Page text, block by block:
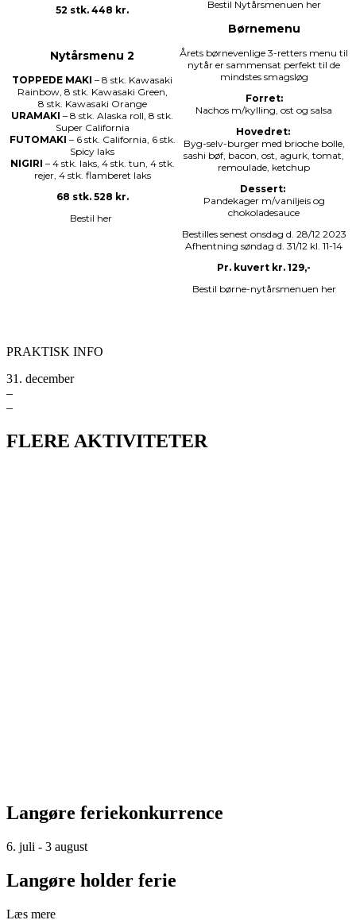
52 stk. 448 kr.
Nytårsmenu 2
TOPPEDE MAKI – 8 stk. Kawasaki
Rainbow, 8 stk. Kawasaki Green,
8 stk. Kawasaki Orange
URAMAKI – 8 stk. Alaska roll, 8 stk.
Super California
FUTOMAKI – 6 stk. California, 6 stk.
Spicy laks
NIGIRI – 4 stk. laks, 4 stk. tun, 4 stk.
rejer, 4 stk. flamberet laks
68 stk. 528 kr.
Bestil her
Bestil Nytårsmenuen her
Børnemenu
Årets børnevenlige 3-retters menu til
nytår er sammensat perfekt til de
mindstes smagsløg
Forret:
Nachos m/kylling, ost og salsa
Hovedret:
Byg-selv-burger med brioche bolle,
sashi bøf, bacon, ost, agurk, tomat,
remoulade, ketchup
Dessert:
Pandekager m/vaniljeis og
chokoladesauce
Bestilles senest onsdag d. 28/12 2023
Afhentning søndag d. 31/12 kl. 11-14
Pr. kuvert kr. 129,-
Bestil børne-nytårsmenuen her
PRAKTISK INFO
31. december
–
–
FLERE AKTIVITETER
Langøre feriekonkurrence
6. juli - 3 august
Langøre holder ferie
Læs mere